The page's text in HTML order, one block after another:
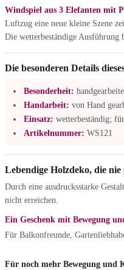
Windspiel aus 3 Elefanten mit
Luftzug eine neue kleine Szene
Die wetterbeständige Ausführung
Die besonderen Details
Besonderheit:
Handarbeit: von Hand
Einsatz: wetterbeständig;
Artikelnummer: WS121
Lebendige Holzdeko, die nie
Durch eine ausdrucksstarke
nicht erreichen.
Ein Geschenk mit Bewegung
Für Balkonfreunde,
Für noch mehr Bewegung und